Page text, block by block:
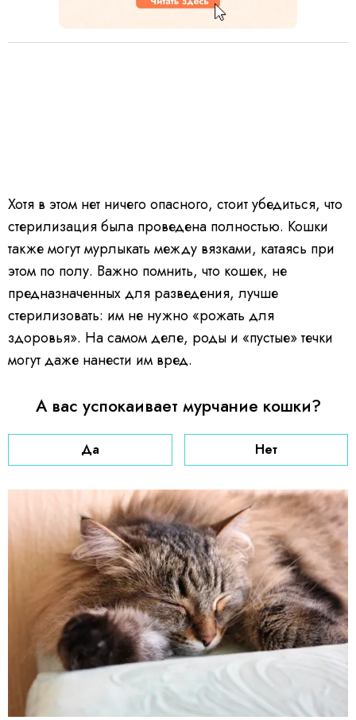
Хотя в этом нет ничего опасного, стоит убедиться, что
стерилизация была проведена полностью. Кошки
также могут мурлыкать между вязками, катаясь при
этом по полу. Важно помнить, что кошек, не
предназначенных для разведения, лучше
стерилизовать: им не нужно «рожать для
здоровья». На самом деле, роды и «пустые» течки
могут даже нанести им вред.
А вас успокаивает мурчание кошки?
Да Нет